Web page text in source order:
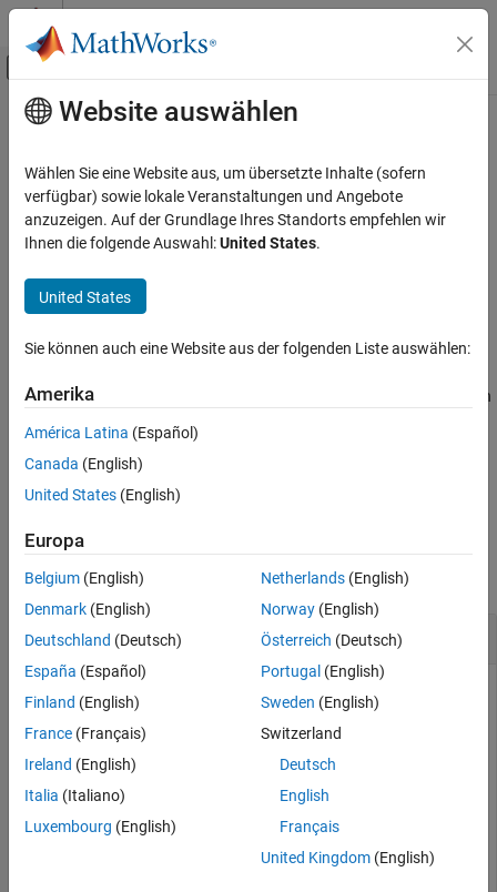
Weiter zum Inhalt
Umschaltung für Off-Canvas-
Startseite der Dokumentation
Manage Design Data
ON THIS PAGE
Syntax
Description
Input Arguments
Output Arguments
Hauptinhalt
listVariables
List variables in data source workspace
Since R2022b
collapse all in page
Syntax
Description
varNames
lists the variables contained in
Simulink.data.DataSourceWorkspace
example
Examples
collapse all
List Variables in Data Source Workspace
Add some variables to a data source workspace.
setVariables(sourceWorkspace,["c" "d"
setVariables(sourceWorkspace,{
'e'
Website auswählen
Wählen Sie eine Website aus, um übersetzte Inhalte (sofern
verfügbar) sowie lokale Veranstaltungen und Angebote
anzuzeigen. Auf der Grundlage Ihres Standorts empfehlen wir
Ihnen die folgende Auswahl:United States.
United States
Sie können auch eine Website aus der folgenden Liste auswählen:
Amerika
América Latina (Español)
Canada (English)
United States (English)
Europa
Belgium (English)
Denmark (English)
Deutschland (Deutsch)
España (Español)
Finland (English)
France (Français)
Ireland (English)
Italia (Italiano)
Luxembourg (English)
Netherlands(English)
Norway(English)
Österreich (Deutsch)
Portugal (English)
Sweden (English)
Switzerland
Deutsch
English
Français
United Kingdom(English)